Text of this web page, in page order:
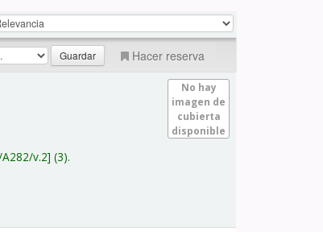
Hacer reserva
No hay
imagen de
cubierta
disponible
v.2 (3).